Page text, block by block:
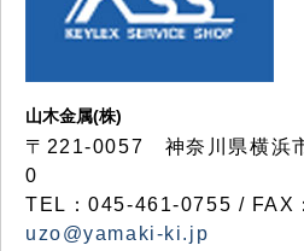
山木金属(株)
〒221-0057 神奈川県横浜
0
TEL：045-461-0755 / FAX
uzo@yamaki-ki.jp